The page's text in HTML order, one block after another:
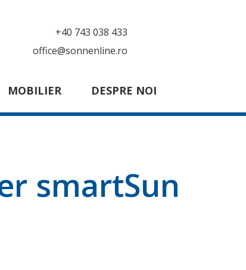
+40 743 038 433
office@sonnenline.ro
MOBILIER DESPRE NOI
smartSun